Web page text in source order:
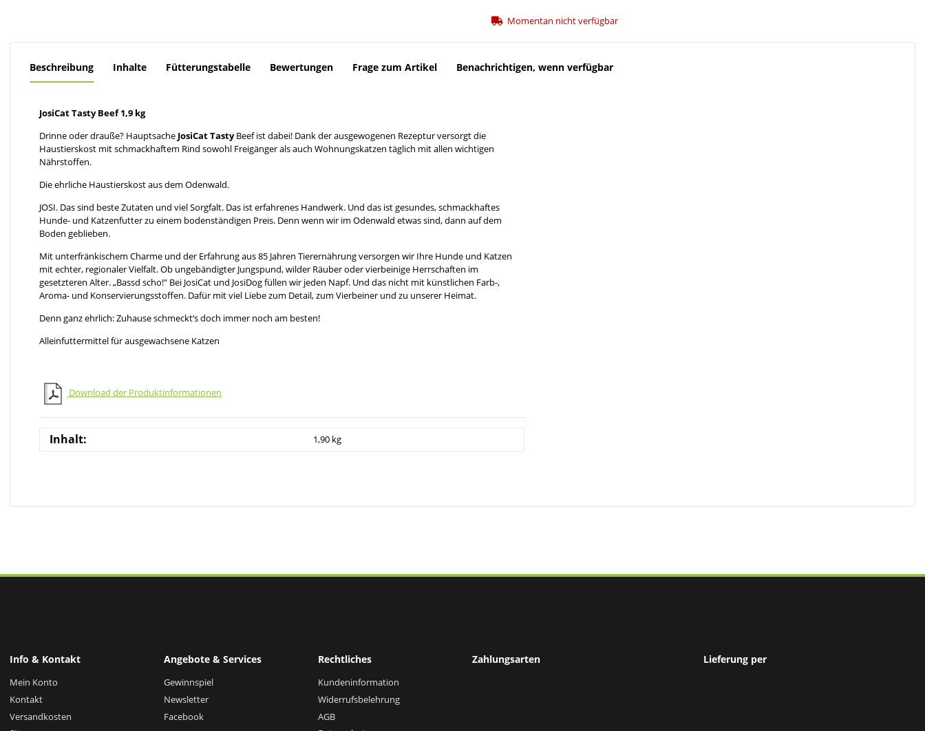
Momentan nicht verfügbar
Beschreibung Inhalte Fütterungstabelle Bewertungen Frage zum Artikel Benachrichtigen, wenn verfügbar
JosiCat Tasty Beef 1,9 kg
Drinne oder drauße? Hauptsache JosiCat TastyBeef ist dabei! Dank der ausgewogenen Rezeptur versorgt die
Haustierskost mit schmackhaftem Rind sowohl Freigänger als auch Wohnungskatzen täglich mit allen wichtigen
Nährstoffen.
Die ehrliche Haustierskost aus dem Odenwald.
JOSI. Das sind beste Zutaten und viel Sorgfalt. Das ist erfahrenes Handwerk. Und das ist gesundes, schmackhaftes
Hunde- und Katzenfutter zu einem bodenständigen Preis. Denn wenn wir im Odenwald etwas sind, dann auf dem
Boden geblieben.
Mit unterfränkischem Charme und der Erfahrung aus 85 Jahren Tierernährung versorgen wir Ihre Hunde und Katzen
mit echter, regionaler Vielfalt. Ob ungebändigter Jungspund, wilder Räuber oder vierbeinige Herrschaften im
gesetzteren Alter. „Bassd scho!" Bei JosiCat und JosiDog füllen wir jeden Napf. Und das nicht mit künstlichen Farb-,
Aroma- und Konservierungsstoffen. Dafür mit viel Liebe zum Detail, zum Vierbeiner und zu unserer Heimat.
Denn ganz ehrlich: Zuhause schmeckt’s doch immer noch am besten!
Alleinfuttermittel für ausgewachsene Katzen
Download der Produktinformationen
Inhalt: 1,90 kg
Info & Kontakt
Mein Konto
Kontakt
Versandkosten
Angebote & Services
Gewinnspiel
Newsletter
Facebook
Rechtliches
Kundeninformation
Widerrufsbelehrung
AGB
Zahlungsarten Lieferung per